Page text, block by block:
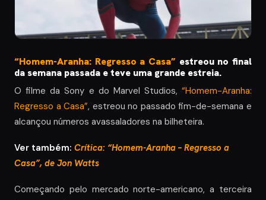
“Homem-Aranha: Regresso a Casa” estreou no final
da semana passada e teve uma grande estreia.
O filme da Sony e do Marvel Studios, “Homem-Aranha:
Regresso a Casa”, estreou no passado fim-de-semana e
alcançou números avassaladores na bilheteira.
Ver também: Crítica: “Homem-Aranha – Regresso a
Casa”, de Jon Watts
Começando pelo mercado norte-americano, a terceira